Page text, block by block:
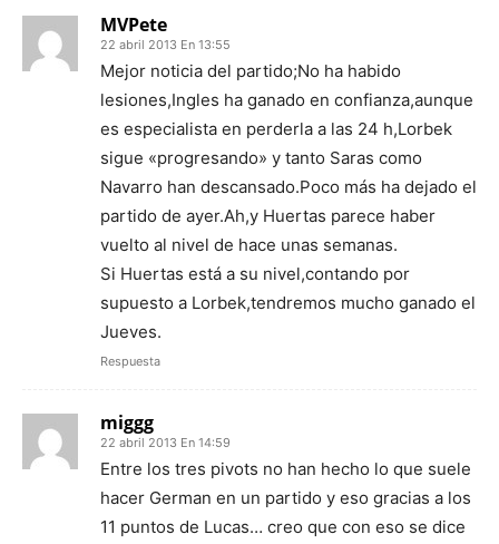
MVPete
22 abril 2013 En 13:55
Mejor noticia del partido;No ha habido
lesiones,Ingles ha ganado en confianza,aunque
es especialista en perderla a las 24 h,Lorbek
sigue «progresando» y tanto Saras como
Navarro han descansado.Poco más ha dejado el
partido de ayer.Ah,y Huertas parece haber
vuelto al nivel de hace unas semanas.
Si Huertas está a su nivel,contando por
supuesto a Lorbek,tendremos mucho ganado el
Jueves.
Respuesta
miggg
22 abril 2013 En 14:59
Entre los tres pivots no han hecho lo que suele
hacer German en un partido y eso gracias a los
11 puntos de Lucas… creo que con eso se dice